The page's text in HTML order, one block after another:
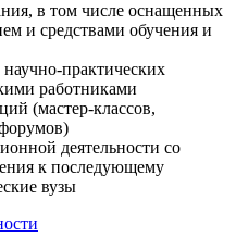
в том числе оснащенных
и средствами обучения и
практических
работниками
(мастер-классов,
деятельности со
к последующему
вузы